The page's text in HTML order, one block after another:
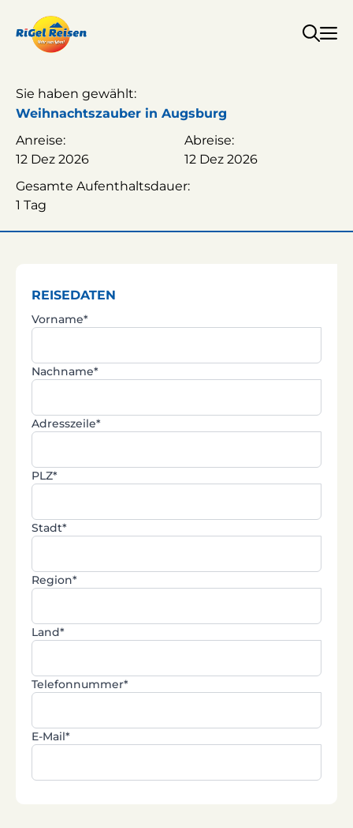
Inhalt
springen
Sie haben gewählt:
Weihnachtszauber in Augsburg
Anreise:
12 Dez 2026
Abreise:
12 Dez 2026
Gesamte Aufenthaltsdauer:
1 Tag
REISEDATEN
Vorname*
Nachname*
Adresszeile*
PLZ*
Stadt*
Region*
Land*
Telefonnummer*
E-Mail*